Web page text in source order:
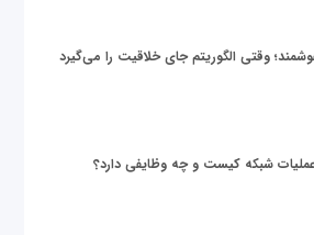
وقتی الگوریتم جای خلاقیت را می‌گیرد
شبکه کیست و چه وظایفی دارد؟